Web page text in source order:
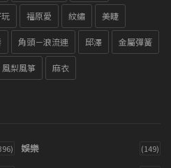
福原愛 紋繡 美睫
角頭－浪流連 邱澤 金屬彈簧
風梨風箏 麻衣
娛樂 (149)